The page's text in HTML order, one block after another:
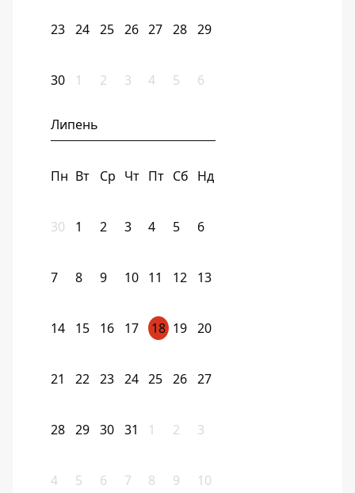
23 24 25 26 27 28 29
30 1 2 3 4 5 6
Липень
Пн Вт Ср Чт Пт Сб Нд
30 1 2 3 4 5 6
7 8 9 10 11 12 13
14 15 16 17 18 19 20
21 22 23 24 25 26 27
28 29 30 31 1 2 3
4 5 6 7 8 9 10